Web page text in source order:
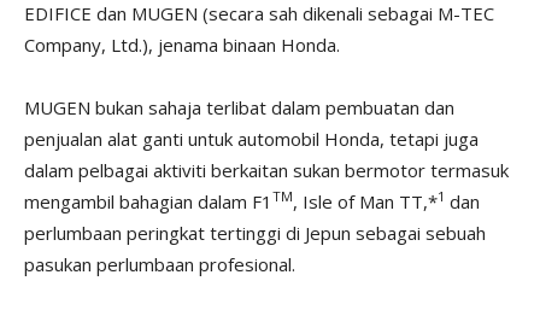
EDIFICE dan MUGEN (secara sah dikenali sebagai M-TEC
Company, Ltd.), jenama binaan Honda.
MUGEN bukan sahaja terlibat dalam pembuatan dan
penjualan alat ganti untuk automobil Honda, tetapi juga
dalam pelbagai aktiviti berkaitan sukan bermotor termasuk
mengambil bahagian dalam F1 TM, Isle of Man TT,*1 dan
perlumbaan peringkat tertinggi di Jepun sebagai sebuah
pasukan perlumbaan profesional.